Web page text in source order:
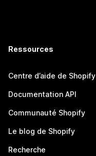
Ressources
Centre d’aide de Shopify
Documentation API
Communauté Shopify
Le blog de Shopify
Recherche